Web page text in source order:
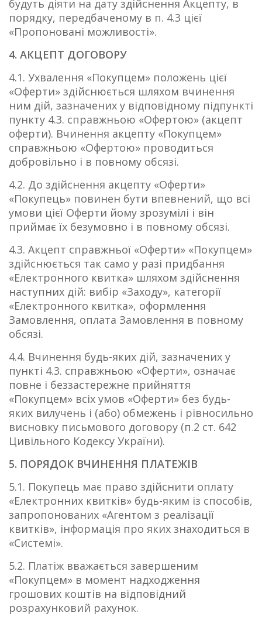
будуть діяти на дату здійснення Акцепту, в
порядку, передбаченому в п. 4.3 цієї
«Пропоновані можливості».
4. АКЦЕПТ ДОГОВОРУ
4.1. Ухвалення «Покупцем» положень цієї
«Оферти» здійснюється шляхом вчинення
ним дій, зазначених у відповідному підпункті
пункту 4.3. справжньою «Офертою» (акцепт
оферти). Вчинення акцепту «Покупцем»
справжньою «Офертою» проводиться
добровільно і в повному обсязі.
4.2. До здійснення акцепту «Оферти»
«Покупець» повинен бути впевнений, що всі
умови цієї Оферти йому зрозумілі і він
приймає їх безумовно і в повному обсязі.
4.3. Акцепт справжньої «Оферти» «Покупцем»
здійснюється так само у разі придбання
«Електронного квитка» шляхом здійснення
наступних дій: вибір «Заходу», категорії
«Електронного квитка», оформлення
Замовлення, оплата Замовлення в повному
обсязі.
4.4. Вчинення будь-яких дій, зазначених у
пункті 4.3. справжньою «Оферти», означає
повне і беззастережне прийняття
«Покупцем» всіх умов «Оферти» без будь-
яких вилучень і (або) обмежень і рівносильно
висновку письмового договору (п.2 ст. 642
Цивільного Кодексу України).
5. ПОРЯДОК ВЧИНЕННЯ ПЛАТЕЖІВ
5.1. Покупець має право здійснити оплату
«Електронних квитків» будь-яким із способів,
запропонованих «Агентом з реалізації
квитків», інформація про яких знаходиться в
«Системі».
5.2. Платіж вважається завершеним
«Покупцем» в момент надходження
грошових коштів на відповідний
розрахунковий рахунок.